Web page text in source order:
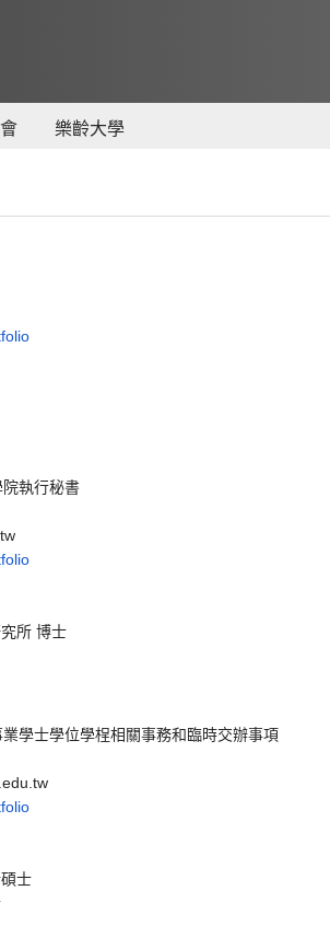
樂齡大學
執行秘書
所 博士
學士學位學桯相關事務和臨時交辦事項
士